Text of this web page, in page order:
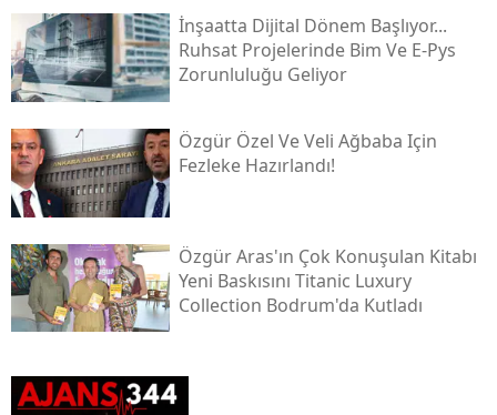
İnşaatta Dijital Dönem Başlıyor...
Ruhsat Projelerinde Bim Ve E-Pys
Zorunluluğu Geliyor
Özgür Özel Ve Veli Ağbaba Için
Fezleke Hazırlandı!
Özgür Aras'ın Çok Konuşulan Kitabı
Yeni Baskısını Titanic Luxury
Collection Bodrum'da Kutladı